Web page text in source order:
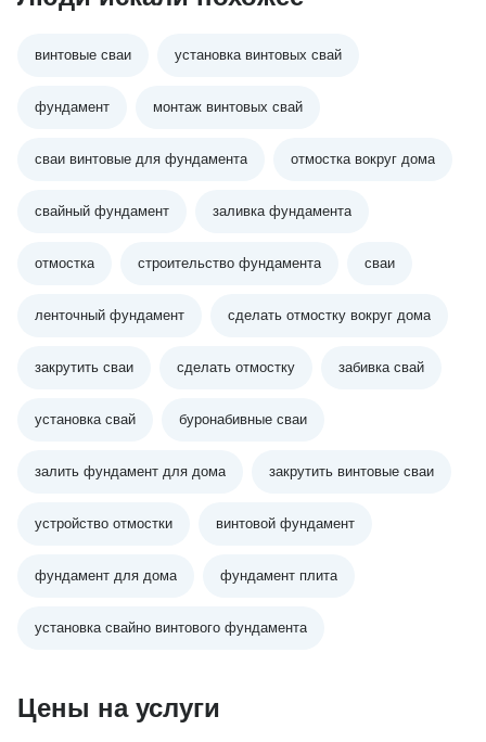
винтовые сваи установка винтовых свай
фундамент монтаж винтовых свай
сваи винтовые для фундамента отмостка вокруг дома
свайный фундамент заливка фундамента
отмостка строительство фундамента сваи
ленточный фундамент сделать отмостку вокруг дома
закрутить сваи сделать отмостку забивка свай
установка свай буронабивные сваи
залить фундамент для дома закрутить винтовые сваи
устройство отмостки винтовой фундамент
фундамент для дома фундамент плита
установка свайно винтового фундамента
Цены на услуги